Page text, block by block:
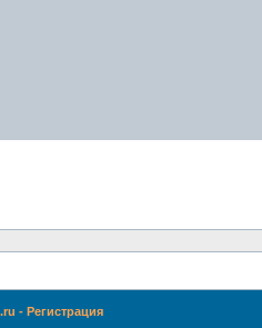
- Регистрация